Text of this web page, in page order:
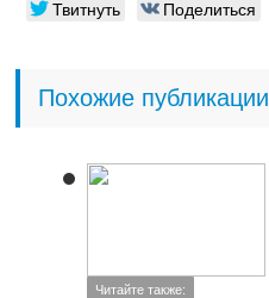
Твитнуть Поделиться
Похожие публикации
Читайте также: